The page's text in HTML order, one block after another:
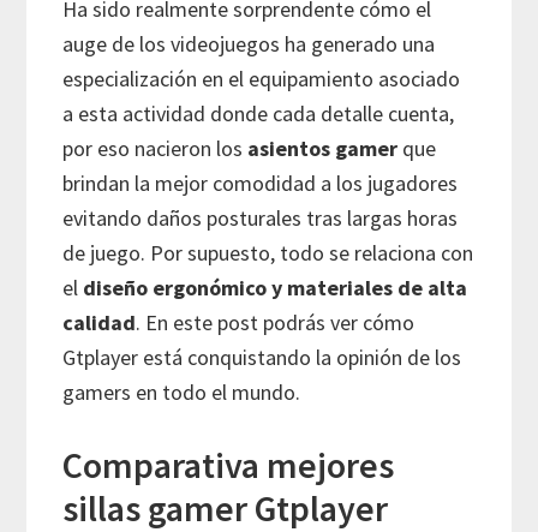
Ha sido realmente sorprendente cómo el
auge de los videojuegos ha generado una
especialización en el equipamiento asociado
a esta actividad donde cada detalle cuenta,
por eso nacieron los asientos gamer que
brindan la mejor comodidad a los jugadores
evitando daños posturales tras largas horas
de juego. Por supuesto, todo se relaciona con
el diseño ergonómico y materiales de alta
calidad. En este post podrás ver cómo
Gtplayer está conquistando la opinión de los
gamers en todo el mundo.
Comparativa mejores
sillas gamer Gtplayer